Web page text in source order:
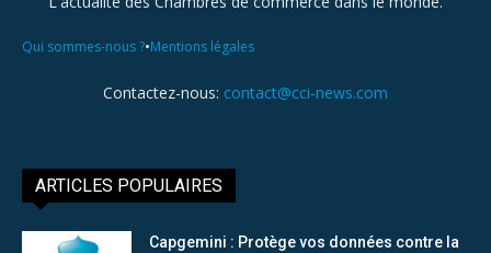
Qui sommes-nous ?•Mentions légales
Contactez-nous: contact@cci-news.com
ARTICLES POPULAIRES
Capgemini : Protège vos données contre la